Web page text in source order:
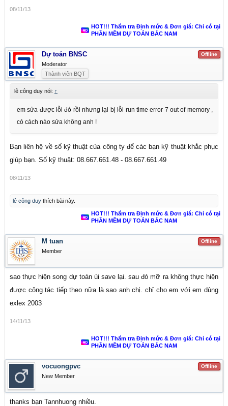
08/11/13
HOT!!! Thẩm tra Định mức & Đơn giá: Chỉ có tại
PHẦN MỀM DỰ TOÁN BẮC NAM
Offline
Dự toán BNSC
Moderator
Thành viên BQT
lê công duy nói: ↑
em sửa được lỗi đó rồi nhưng lại bị lỗi run time error 7 out of memory ,
có cách nào sửa không anh !
Bạn liên hệ về số kỹ thuật của công ty để các bạn kỹ thuật khắc phục
giúp bạn. Số kỹ thuật: 08.667.661.48 - 08.667.661.49
08/11/13
lê công duy thích bài này.
HOT!!! Thẩm tra Định mức & Đơn giá: Chỉ có tại
PHẦN MỀM DỰ TOÁN BẮC NAM
Offline
M tuan
Member
sao thực hiện song dự toán ùi save lại. sau đó mỡ ra không thực hiện
được công tác tiếp theo nữa là sao anh chị. chỉ cho em với em dùng
exlex 2003
14/11/13
HOT!!! Thẩm tra Định mức & Đơn giá: Chỉ có tại
PHẦN MỀM DỰ TOÁN BẮC NAM
Offline
vocuongpvc
New Member
thanks bạn Tannhuong nhiều.